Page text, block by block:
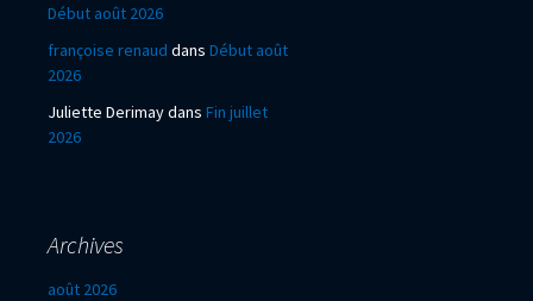
Début août 2026
françoise renaud dans Début août
2026
Juliette Derimaydans Fin juillet
2026
Archives
août 2026